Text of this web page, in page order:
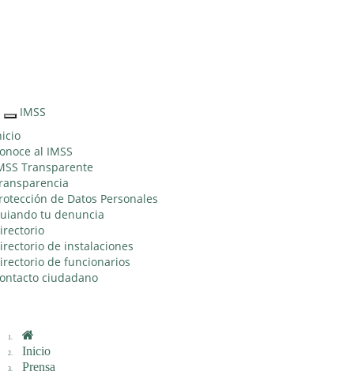
Interruptor
de
Navegación
IMSS
al IMSS
Transparente
de Datos Personales
tu denuncia
de instalaciones
de funcionarios
ciudadano
Inicio
Prensa